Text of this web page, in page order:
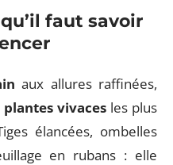
faut savoir
aux allures raffinées,
plantes vivacesles plus
élancées, ombelles
en rubans : elle